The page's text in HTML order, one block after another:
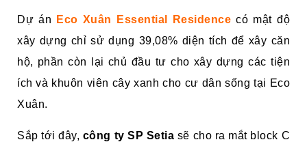
Dự án Eco Xuân Essential Residence có mật độ
xây dựng chỉ sử dụng 39,08% diện tích để xây căn
hộ, phần còn lại chủ đầu tư cho xây dựng các tiện
ích và khuôn viên cây xanh cho cư dân sống tại Eco
Xuân.
Sắp tới đây, công ty SP Setia sẽ cho ra mắt block C